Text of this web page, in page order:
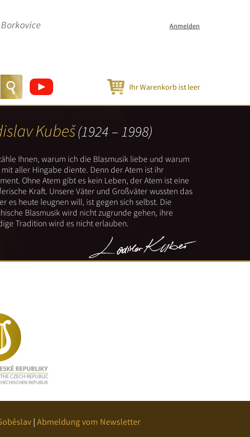
Anmelden
Ihr Warenkorb ist leer
Kubeš(1924 – 1998)
Ihnen, warum ich die Blasmusik liebe und warum
aller Hingabe diente. Denn der Atem ist ihr
Ohne Atem gibt es kein Leben, der Atem ist eine
Kraft. Unsere Väter und Großväter wussten das
es heute leugnen will, ist gegen sich selbst. Die
Blasmusik wird nicht zugrunde gehen, ihre
Tradition wird es nicht erlauben.
| Abmeldung vom Newsletter